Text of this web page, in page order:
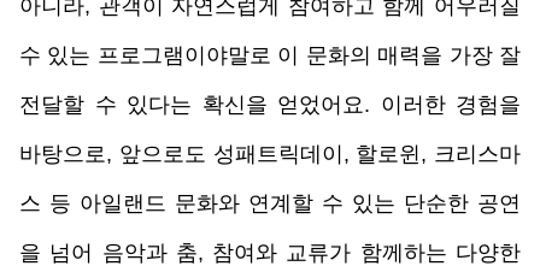
아니라, 관객이 자연스럽게 참여하고 함께 어우러질
수 있는 프로그램이야말로 이 문화의 매력을 가장 잘
전달할 수 있다는 확신을 얻었어요. 이러한 경험을
바탕으로, 앞으로도 성패트릭데이, 할로윈, 크리스마
스 등 아일랜드 문화와 연계할 수 있는 단순한 공연
을 넘어 음악과 춤, 참여와 교류가 함께하는 다양한